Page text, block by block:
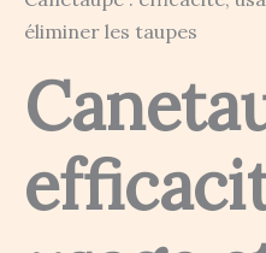
éliminer les taupes